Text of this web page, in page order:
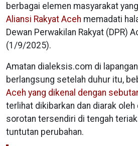
berbagai elemen masyarakat
Aliansi Rakyat Aceh memadati
Dewan Perwakilan Rakyat (DPR)
(1/9/2025).
Amatan dialeksis.com di
berlangsung setelah duhur itu,
Aceh yang dikenal dengan
terlihat dikibarkan dan diarak
sorotan tersendiri di tengah
tuntutan perubahan.